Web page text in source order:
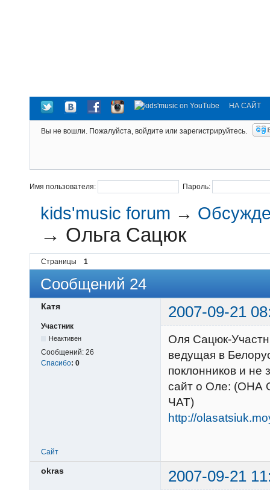
НА САЙТ
Вы не вошли. Пожалуйста, войдите или зарегистрируйтесь.
Имя пользователя: Пароль:
kids'music forum →
→ Ольга Сацюк
Страницы 1
Сообщений 24
Катя 2007-09-21
Участник
Неактивен
Сообщений: 26
Спасибо: 0
Оля Сацюк-
ведущая в
поклонников и не
сайт о Оле:
ЧАТ)
http://
Сайт
okras 2007-09-21